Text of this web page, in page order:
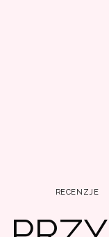
RECENZJE